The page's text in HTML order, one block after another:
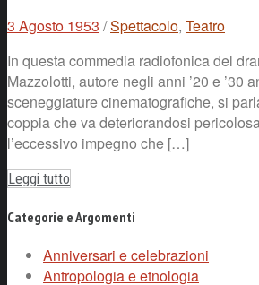
3 Agosto 1953 /Spettacolo, Teatro
In questa commedia radiofonica del
Mazzolotti, autore negli anni ’20 e ’30
sceneggiature cinematografiche, si
coppia che va deteriorandosi
l’eccessivo impegno che […]
Leggi tutto
Categorie e Argomenti
Anniversari e celebrazioni
Antropologia e etnologia